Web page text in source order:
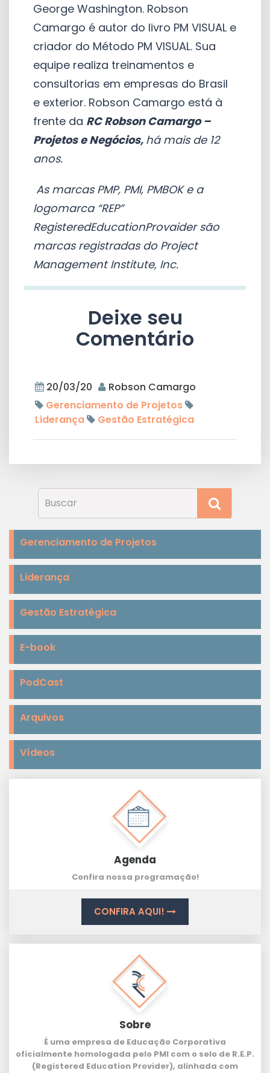
George Washington. Robson
Camargo é autor do livro PM VISUAL e
criador do Método PM VISUAL. Sua
equipe realiza treinamentos e
consultorias em empresas do Brasil
e exterior. Robson Camargo está à
frente da RC Robson Camargo –
Projetos e Negócios, há mais de 12
anos.
As marcas PMP, PMI, PMBOK e a
logomarca “REP”
RegisteredEducationProvaider são
marcas registradas do Project
Management Institute, Inc.
Deixe seu
Comentário
20/03/20
Robson Camargo
Gerenciamento de Projetos
Liderança
Gestão Estratégica
Gerenciamento de Projetos
Liderança
Gestão Estratégica
E-book
PodCast
Arquivos
Vídeos
Agenda
Confira nossa programação!
CONFIRA AQUI!
Sobre
É uma empresa de Educação Corporativa
oficialmente homologada pelo PMI com o selo de R.E.P.
(Registered Education Provider), alinhada com